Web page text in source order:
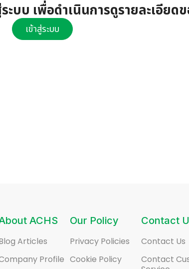
บบ เพื่อดำเนินการดูรายละเอียด
เข้าสู่ระบบ
ACHS
Articles
Profile
Our Policy
Privacy Policies
Cookie Policy
Contact
Contact Us
Contact